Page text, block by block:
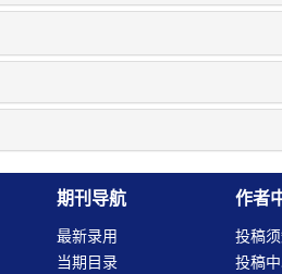
期刊导航
最新录用
当期目录
作者
投稿须
投稿